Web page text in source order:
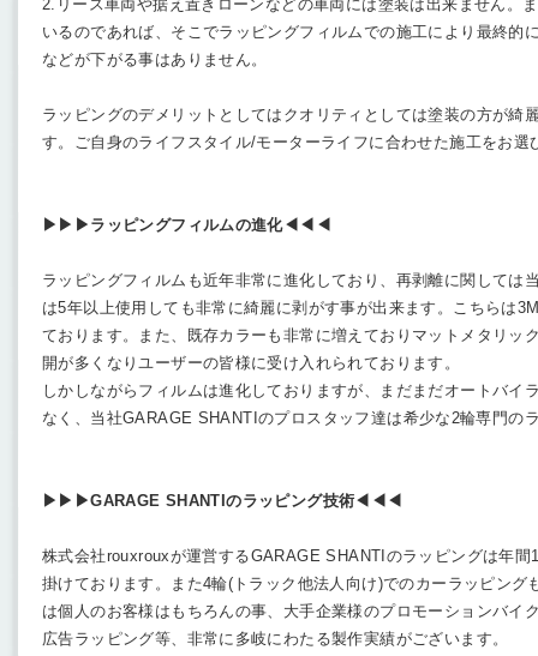
2.リース車両や据え置きローンなどの車両には塗装は出来ません。
いるのであれば、そこでラッピングフィルムでの施工により最終的
などが下がる事はありません。
ラッピングのデメリットとしてはクオリティとしては塗装の方が綺
す。ご自身のライフスタイル/モーターライフに合わせた施工をお選
▶︎▶︎▶︎ラッピングフィルムの進化◀︎◀︎◀︎
ラッピングフィルムも近年非常に進化しており、再剥離に関しては
は5年以上使用しても非常に綺麗に剥がす事が出来ます。こちらは
ております。また、既存カラーも非常に増えておりマットメタリッ
開が多くなりユーザーの皆様に受け入れられております。
しかしながらフィルムは進化しておりますが、まだまだオートバイ
なく、当社GARAGE SHANTIのプロスタッフ達は希少な2輪専門の
▶︎▶︎▶︎GARAGE SHANTIのラッピング技術◀︎◀︎◀︎
株式会社rouxrouxが運営するGARAGE SHANTIのラッピングは年
掛けております。また4輪(トラック他法人向け)でのカーラッピング
は個人のお客様はもちろんの事、大手企業様のプロモーションバイ
広告ラッピング等、非常に多岐にわたる製作実績がございます。